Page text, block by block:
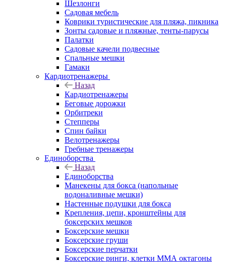
Шезлонги
Садовая мебель
Коврики туристические для пляжа, пикника
Зонты садовые и пляжные, тенты-парусы
Палатки
Садовые качели подвесные
Спальные мешки
Гамаки
Кардиотренажеры
Назад
Кардиотренажеры
Беговые дорожки
Орбитреки
Степперы
Спин байки
Велотренажеры
Гребные тренажеры
Единоборства
Назад
Единоборства
Манекены для бокса (напольные
водоналивные мешки)
Настенные подушки для бокса
Крепления, цепи, кронштейны для
боксерских мешков
Боксерские мешки
Боксерские груши
Боксерские перчатки
Боксерские ринги, клетки ММА октагоны